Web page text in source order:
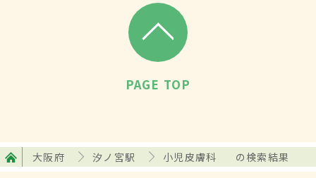
PAGE TOP
大阪府 汐ノ宮駅 小児皮膚科 の検索結果